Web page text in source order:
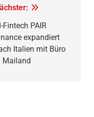
Fintech PAIR
expandiert
Italien mit Büro
Mailand